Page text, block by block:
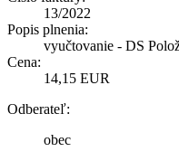
13/2022
Popis plnenia:
vyučtovanie - DS
Cena:
14,15 EUR
Odberateľ:
obec